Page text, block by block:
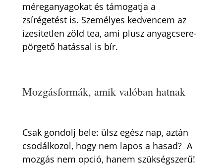
méreganyagokat és támogatja a
zsírégetést is. Személyes kedvencem az
ízesítetlen zöld tea, ami plusz anyagcsere-
pörgető hatással is bír.
Mozgásformák, amik valóban hatnak
Csak gondolj bele: ülsz egész nap, aztán
csodálkozol, hogy nem lapos a hasad? A
mozgás nem opció, hanem szükségszerű!